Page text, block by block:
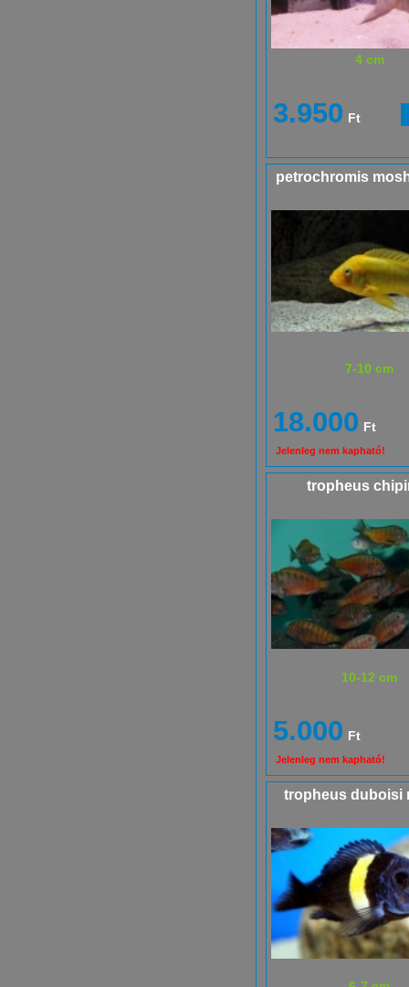
4 cm
3.950 Ft
petrochromis
7-10 cm
18.000 Ft
Jelenleg nem kapható!
tropheus
10-12 cm
5.000 Ft
Jelenleg nem kapható!
tropheus duboisi